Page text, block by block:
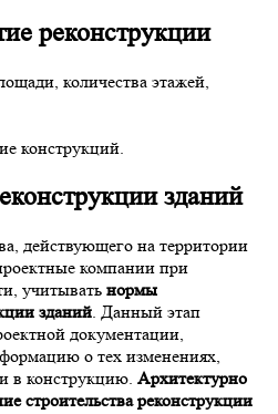
реконструкции
количества этажей,
конструкций.
зданий
действующего на территории
компании при
учитывать нормы
зданий . Данный этап
документации,
о тех изменениях,
в конструкцию. Архитектурно
строительства реконструкции